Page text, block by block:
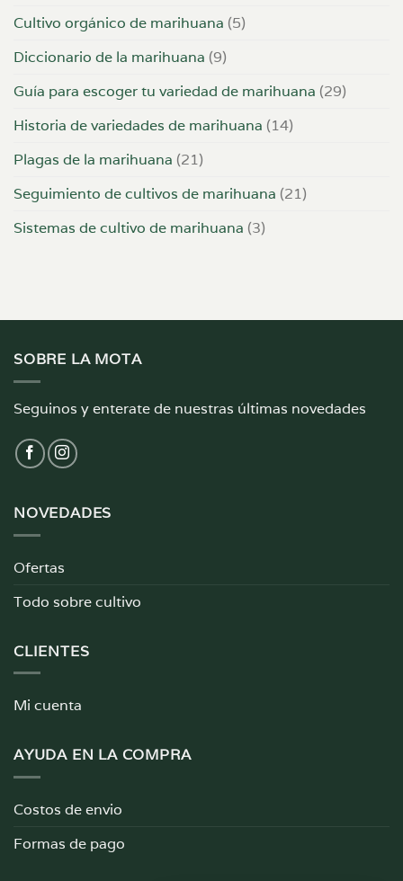
Cultivo orgánico de marihuana (5)
Diccionario de la marihuana (9)
Guía para escoger tu variedad de marihuana (29)
Historia de variedades de marihuana (14)
Plagas de la marihuana (21)
Seguimiento de cultivos de marihuana (21)
Sistemas de cultivo de marihuana (3)
SOBRE LA MOTA
Seguinos y enterate de nuestras últimas novedades
NOVEDADES
Ofertas
Todo sobre cultivo
CLIENTES
Mi cuenta
AYUDA EN LA COMPRA
Costos de envio
Formas de pago